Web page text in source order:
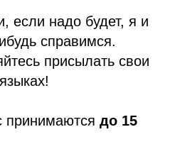
если надо будет, я и
справимся.
присылать свои
принимаются до 15